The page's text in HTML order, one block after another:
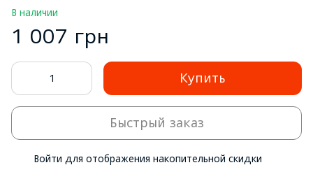
В наличии
1 007 грн
Купить
Быстрый заказ
Войти для отображения накопительной скидки